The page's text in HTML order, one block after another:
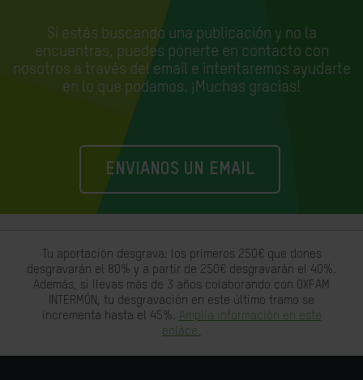
Si estás buscando una publicación y no la
encuentras, puedes ponerte en contacto con
nosotros a través del email e intentaremos ayudarte
en lo que podamos. ¡Muchas gracias!
ENVIANOS UN EMAIL
Tu aportación desgrava: los primeros 250€ que dones
desgravarán el 80% y a partir de 250€ desgravarán el 40%.
Además, si llevas más de 3 años colaborando con OXFAM
INTERMÓN, tu desgravación en este último tramo se
incrementa hasta el 45%. Amplia información en este
enlace.